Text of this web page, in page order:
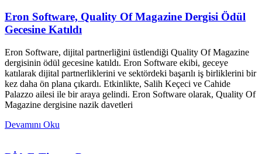
Eron Software, Quality Of Magazine Dergisi Ödül
Gecesine Katıldı
Eron Software, dijital partnerliğini üstlendiği Quality Of Magazine
dergisinin ödül gecesine katıldı. Eron Software ekibi, geceye
katılarak dijital partnerliklerini ve sektördeki başarılı iş birliklerini bir
kez daha ön plana çıkardı. Etkinlikte, Salih Keçeci ve Cahide
Palazzo ailesi ile bir araya gelindi. Eron Software olarak, Quality Of
Magazine dergisine nazik davetleri
Devamını Oku